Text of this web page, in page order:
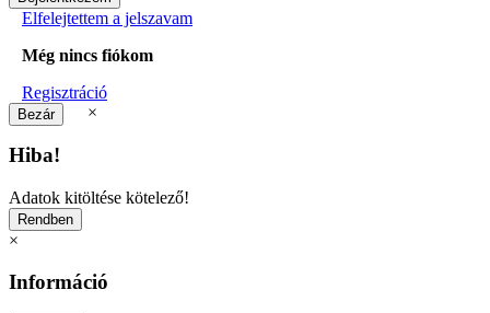
Elfelejtettem a jelszavam
Még nincs fiókom
Regisztráció
×
Hiba!
Adatok kitöltése kötelező!
×
Információ